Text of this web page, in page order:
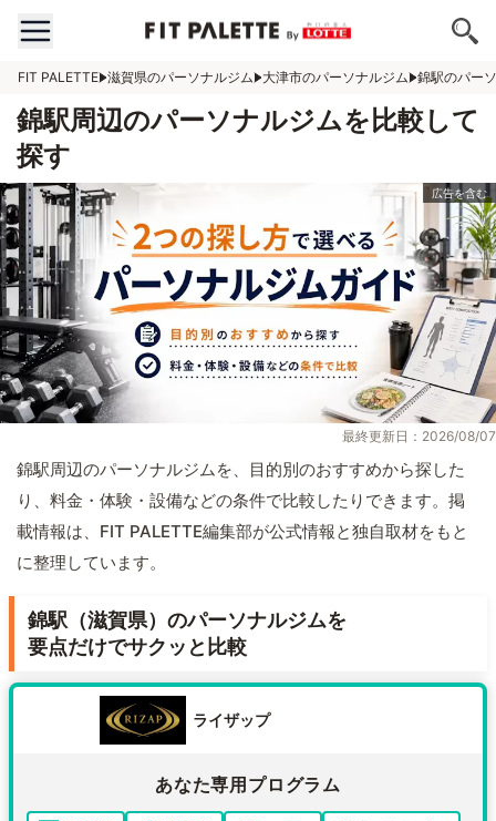
FIT PALETTE 滋賀県のパーソナルジム 大津市のパーソナルジム 錦駅のパー
錦駅周辺のパーソナルジムを比較して
探す
最終更新日：2026/08/07
錦駅周辺のパーソナルジムを、目的別のおすすめから探した
り、料金・体験・設備などの条件で比較したりできます。掲
載情報は、FIT PALETTE編集部が公式情報と独自取材をもと
に整理しています。
錦駅（滋賀県）のパーソナルジムを
要点だけでサクッと比較
ライザップ
あなた専用プログラム